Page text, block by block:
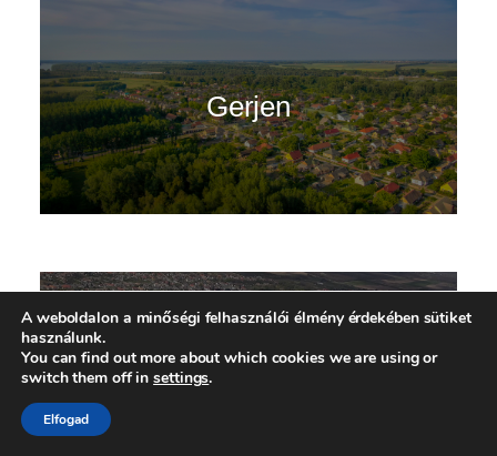
Gerjen
Györköny
A weboldalon a minőségi felhasználói élmény érdekében sütiket
használunk.
You can find out more about which cookies we are using or
switch them off insettings.
Elfogad